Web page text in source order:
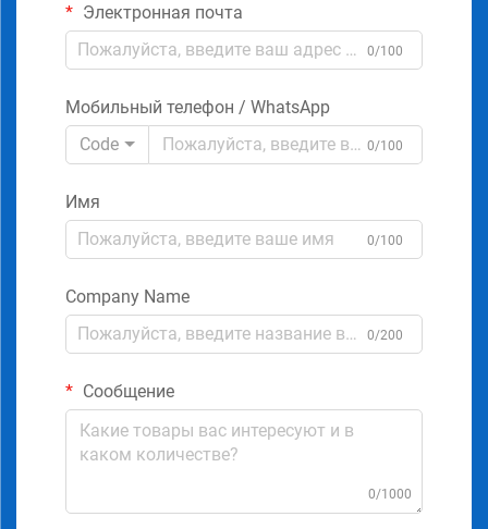
Электронная почта
0/100
Мобильный телефон / WhatsApp
Code
0/100
Имя
0/100
Company Name
0/200
Сообщение
0/1000